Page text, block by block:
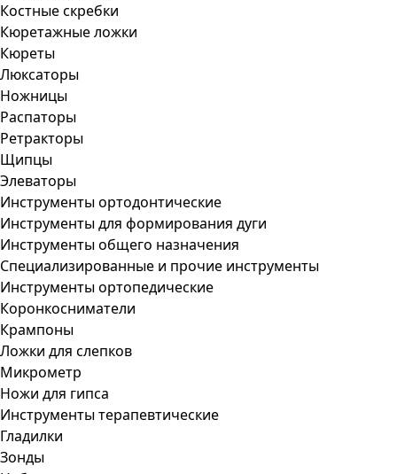
Костные скребки
Кюретажные ложки
Кюреты
Люксаторы
Ножницы
Распаторы
Ретракторы
Щипцы
Элеваторы
Инструменты ортодонтические
Инструменты для формирования дуги
Инструменты общего назначения
Специализированные и прочие инструменты
Инструменты ортопедические
Коронкосниматели
Крампоны
Ложки для слепков
Микрометр
Ножи для гипса
Инструменты терапевтические
Гладилки
Зонды